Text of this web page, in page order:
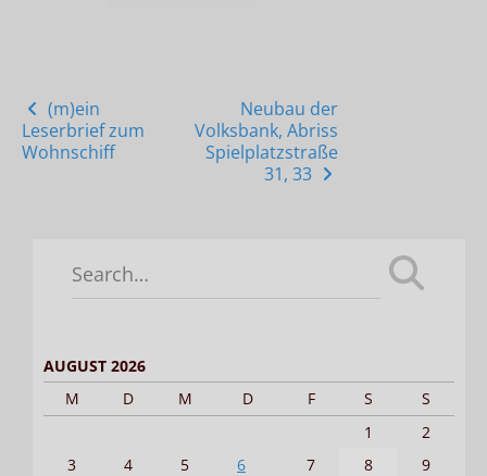
Posts
navigation
(m)ein
Leserbrief zum
Wohnschiff
Neubau der
Volksbank, Abriss
Spielplatzstraße
31, 33
for:
AUGUST 2026
M
D M D F S
S
1
2
3
4 5 6 7 8
9